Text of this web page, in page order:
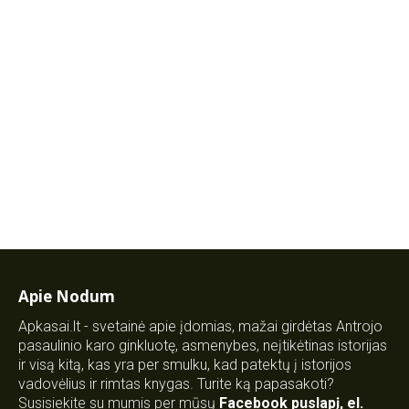
Apie Nodum
Apkasai.lt - svetainė apie įdomias, mažai girdėtas Antrojo
pasaulinio karo ginkluotę, asmenybes, neįtikėtinas istorijas
ir visą kitą, kas yra per smulku, kad patektų į istorijos
vadovėlius ir rimtas knygas. Turite ką papasakoti?
Susisiekite su mumis per mūsų Facebook puslapį, el.